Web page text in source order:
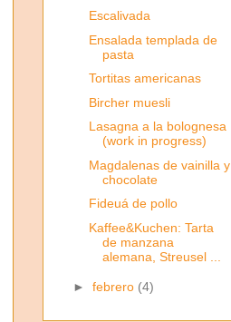
Escalivada
Ensalada templada de
pasta
Tortitas americanas
Bircher muesli
Lasagna a la bolognesa
(work in progress)
Magdalenas de vainilla y
chocolate
Fideuá de pollo
Kaffee&Kuchen: Tarta
de manzana
alemana, Streusel ...
► febrero (4)